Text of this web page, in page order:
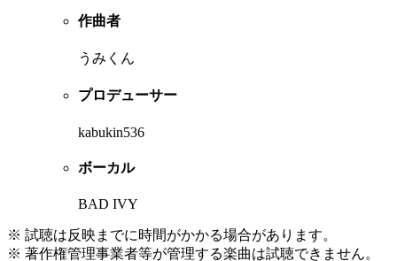
作曲者
うみくん
プロデューサー
kabukin536
ボーカル
BAD IVY
※ 試聴は反映までに時間がかかる場合があります。
※ 著作権管理事業者等が管理する楽曲は試聴できません。